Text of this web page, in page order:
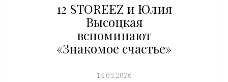
12 STOREEZ и Юлия
Высоцкая
вспоминают
«Знакомое счастье»
14.05.2026